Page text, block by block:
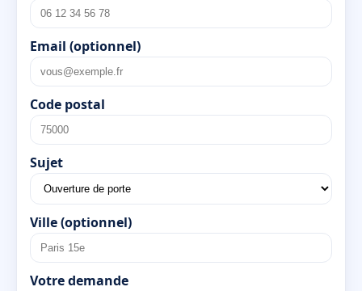
Email (optionnel)
Code postal
Sujet
Ville (optionnel)
Votre demande